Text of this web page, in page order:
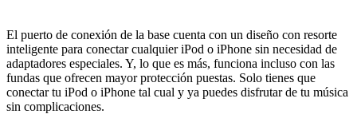
El puerto de conexión de la base cuenta con un diseño con resorte
inteligente para conectar cualquier iPod o iPhone sin necesidad de
adaptadores especiales. Y, lo que es más, funciona incluso con las
fundas que ofrecen mayor protección puestas. Solo tienes que
conectar tu iPod o iPhone tal cual y ya puedes disfrutar de tu música
sin complicaciones.